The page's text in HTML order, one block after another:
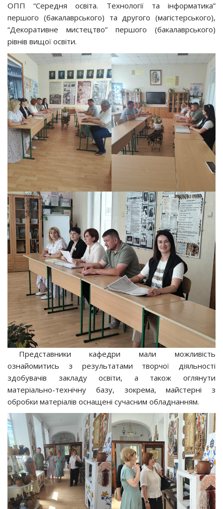
ОПП “Середня освіта. Технології та інформатика”
першого (бакалаврського) та другого (магістерського),
“Декоративне мистецтво” першого (бакалаврського)
рівнів вищої освіти.
Представники кафедри мали можливість
ознайомитись з результатами творчої діяльності
здобувачів закладу освіти, а також оглянути
матеріально-технічну базу, зокрема, майстерні з
обробки матеріалів оснащені сучасним обладнанням.